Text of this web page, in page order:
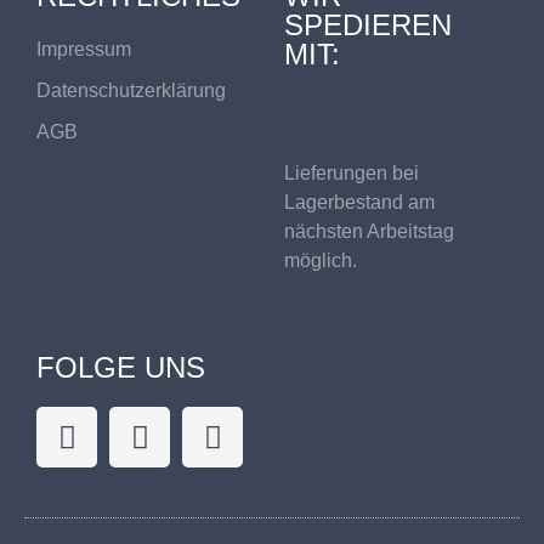
Impressum
Datenschutzerklärung
AGB
SPEDIEREN
MIT:
Lieferungen bei
Lagerbestand am
nächsten Arbeitstag
möglich.
FOLGE UNS